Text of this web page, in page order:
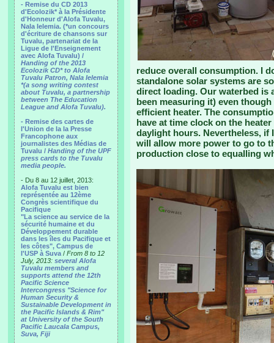
- Remise du CD 2013
d'Ecolozik* à la Présidente
d'Honneur d'Alofa Tuvalu,
Nala Ielemia. (*un concours
d'écriture de chansons sur
Tuvalu, partenariat de la
Ligue de l'Enseignement
avec Alofa Tuvalu) /
Handing of the 2013
Ecolozik CD* to Alofa
Tuvalu Patron, Nala Ielemia
*(a song writing contest
about Tuvalu, a partnership
between The Education
League and Alofa Tuvalu).
- Remise des cartes de
l'Union de la la Presse
Francophone aux
journalistes des Médias de
Tuvalu / Handing of the UPF
press cards to the Tuvalu
media people.
- Du 8 au 12 juillet, 2013:
Alofa Tuvalu est bien
représentée au 12ème
Congrès scientifique du
Pacifique
"La science au service de la
sécurité humaine et du
Développement durable
dans les îles du Pacifique et
les côtes", Campus de
l'USP à Suva / From 8 to 12
July, 2013: several Alofa
Tuvalu members and
supports attend the 12th
Pacific Science
Intercongress "Science for
Human Security &
Sustainable Development in
the Pacific Islands & Rim"
at University of the South
Pacific Laucala Campus,
Suva, Fiji
reduce overall consumption. I
standalone solar systems are
direct loading. Our waterbed is
been measuring it) even
efficient heater. The
have at time clock on the
daylight hours. Nevertheless, if
will allow more power to go to
production close to equalling